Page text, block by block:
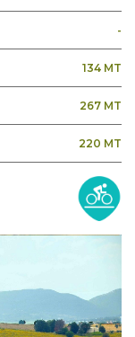
-
134 MT
267 MT
220 MT